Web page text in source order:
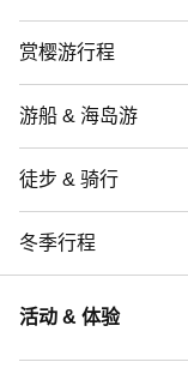
赏樱游行程
游船 & 海岛游
徒步 & 骑行
冬季行程
活动 & 体验